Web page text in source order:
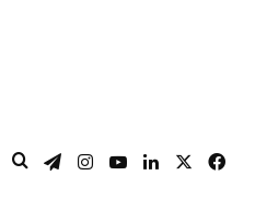
فيسبوك لينكدإن‫YouTubeانستقرام
تيلقرام